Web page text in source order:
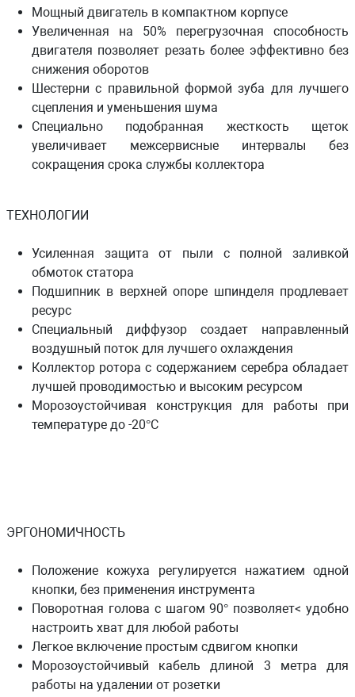
Мощный двигатель в компактном корпусе
Увеличенная на 50% перегрузочная способность
двигателя позволяет резать более эффективно без
снижения оборотов
Шестерни с правильной формой зуба для лучшего
сцепления и уменьшения шума
Специально подобранная жесткость щеток
увеличивает межсервисные интервалы без
сокращения срока службы коллектора
ТЕХНОЛОГИИ
Усиленная защита от пыли с полной заливкой
обмоток статора
Подшипник в верхней опоре шпинделя продлевает
ресурс
Специальный диффузор создает направленный
воздушный поток для лучшего охлаждения
Коллектор ротора с содержанием серебра обладает
лучшей проводимостью и высоким ресурсом
Морозоустойчивая конструкция для работы при
температуре до -20°С
ЭРГОНОМИЧНОСТЬ
Положение кожуха регулируется нажатием одной
кнопки, без применения инструмента
Поворотная голова с шагом 90° позволяет< удобно
настроить хват для любой работы
Легкое включение простым сдвигом кнопки
Морозоустойчивый кабель длиной 3 метра для
работы на удалении от розетки